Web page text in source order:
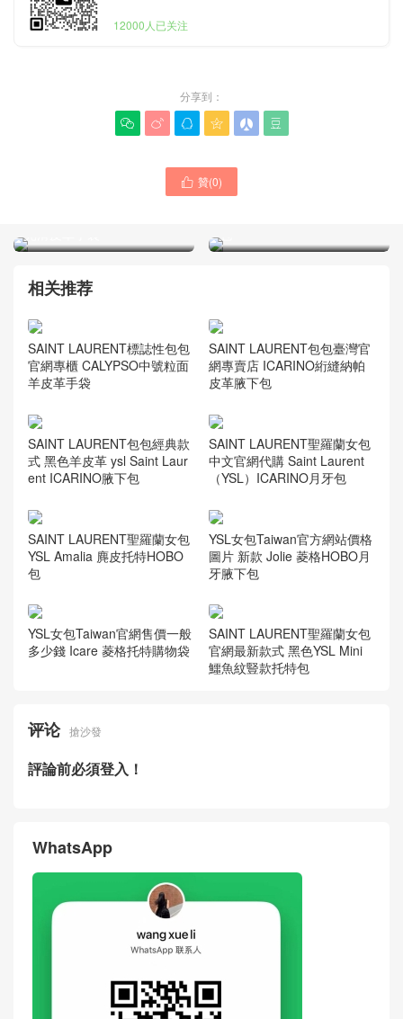
12000人已关注
分享到：
     
 贊(0)
SAINT LAURENT是什麽品
光滑皮革手袋
SAINT LAURENT女士手袋
官網SOLFERINO中號BOX
包
相关推荐
SAINT LAURENT標誌性包包
官網專櫃 CALYPSO中號粒面
羊皮革手袋
SAINT LAURENT包包臺灣官
網專賣店 ICARINO絎縫納帕
皮革腋下包
SAINT LAURENT包包經典款
式 黑色羊皮革 ysl Saint Laur
ent ICARINO腋下包
SAINT LAURENT聖羅蘭女包
中文官網代購 Saint Laurent
（YSL）ICARINO月牙包
SAINT LAURENT聖羅蘭女包
YSL Amalia 麂皮托特HOBO
包
YSL女包Taiwan官方網站價格
圖片 新款 Jolie 菱格HOBO月
牙腋下包
YSL女包Taiwan官網售價一般
多少錢 Icare 菱格托特購物袋
SAINT LAURENT聖羅蘭女包
官網最新款式 黑色YSL Mini
鱷魚紋豎款托特包
评论 搶沙發
評論前必須登入！
WhatsApp